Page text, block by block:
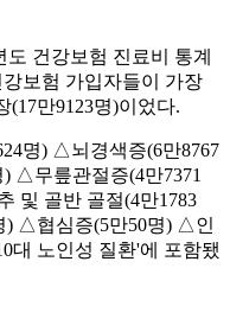
도 건강보험 진료비 통계
보험 가입자들이 가장
(17만9123명)이었다.
명) △뇌경색증(6만8767
△무릎관절증(4만7371
및 골반 골절(4만1783
) △협심증(5만50명) △인
대 노인성 질환'에 포함됐